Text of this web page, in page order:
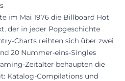
im Mai 1976 die Billboard Hot
der in jeder Popgeschichte
Charts reihten sich über zwei
20 Nummer-eins-Singles
Zeitalter behaupten die
Katalog-Compilations und